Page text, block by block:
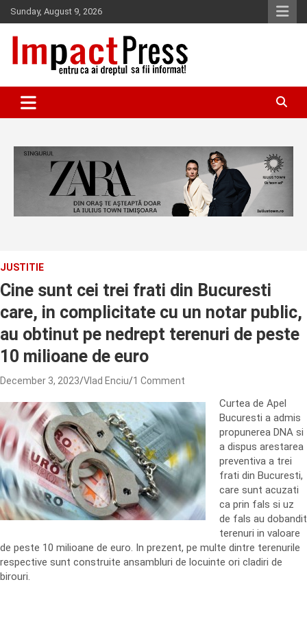
Skip
to
content
Sunday, August 9, 2026
IMPACTPRESS
JUSTITIE
Cine sunt cei trei frati din Bucuresti
care, in complicitate cu un notar public,
au obtinut pe nedrept terenuri de peste
10 milioane de euro
December 3, 2023 Vlad Enciu 1 Comment
Curtea de Apel
Bucuresti a admis
propunerea DNA si
a dispus arestarea
preventiva a trei
frati din Bucuresti,
care sunt acuzati
ca prin fals si uz
de fals au dobandit
terenuri in valoare
de peste 10 milioane de euro. In prezent, pe multe dintre terenurile
respective sunt construite ansambluri de locuinte ori cladiri de
birouri.